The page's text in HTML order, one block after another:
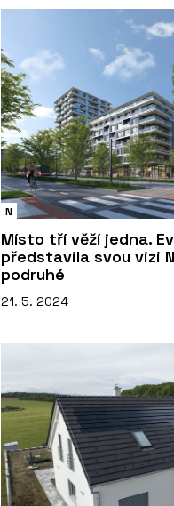
N
Místo tří věží jedna.
představila svou vizi
podruhé
21. 5. 2024